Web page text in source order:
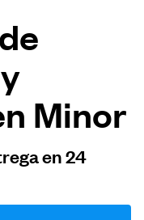
Minor
en 24